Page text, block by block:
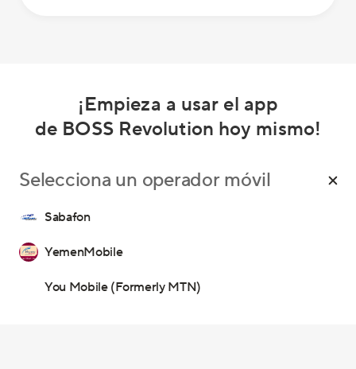
¡Empieza a usar el app
de BOSS Revolution hoy mismo!
Llamadas
Recargas Internacionales
Selecciona un operador móvil
Sabafon
YemenMobile
You Mobile (Formerly MTN)